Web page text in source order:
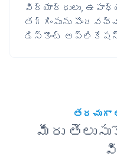
విద్యార్థులు,
తగ్గింపును
డిస్కౌంట్ అప్లికేషన్
తరచుగా
మీరు